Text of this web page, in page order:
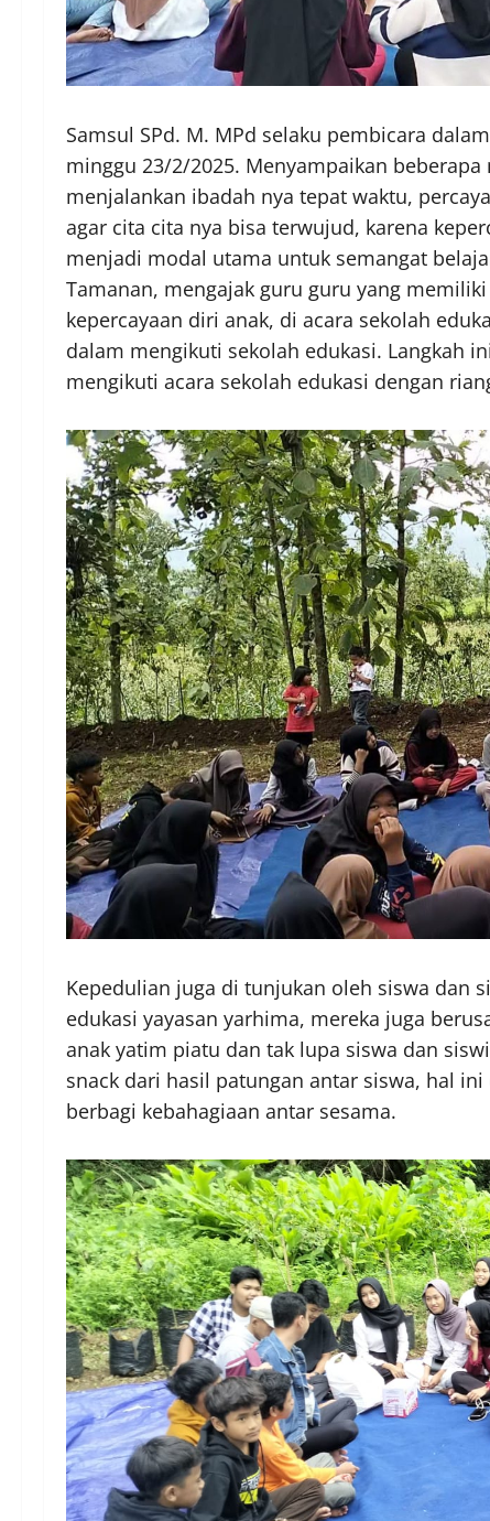
Samsul SPd. M. MPd selaku pembicara
minggu 23/2/2025. Menyampaikan
menjalankan ibadah nya tepat waktu,
agar cita cita nya bisa terwujud, karena
menjadi modal utama untuk semangat
Tamanan, mengajak guru guru yang
kepercayaan diri anak, di acara sekolah
dalam mengikuti sekolah edukasi. Langkah
mengikuti acara sekolah edukasi dengan
Kepedulian juga di tunjukan oleh siswa dan
edukasi yayasan yarhima, mereka juga
anak yatim piatu dan tak lupa siswa dan
snack dari hasil patungan antar siswa, hal
berbagi kebahagiaan antar sesama.